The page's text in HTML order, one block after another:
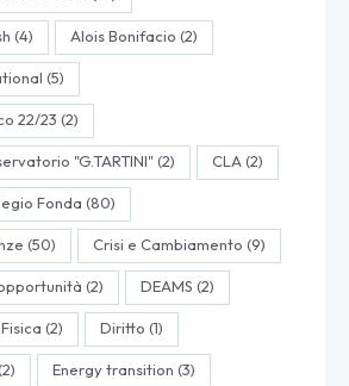
(4) Alois Bonifacio (2)
(5)
22/23 (2)
"G.TARTINI"(2) CLA (2)
Fonda (80)
(50) Crisi e Cambiamento (9)
(2) DEAMS (2)
(2) Diritto (1)
Energy transition (3)